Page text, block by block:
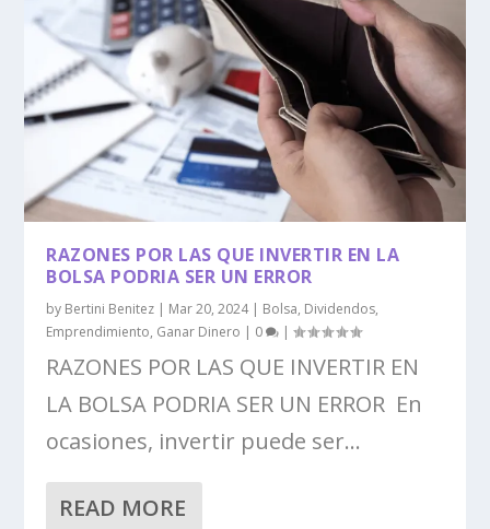
RAZONES POR LAS QUE INVERTIR EN LA
BOLSA PODRIA SER UN ERROR
by Bertini Benitez | Mar 20, 2024| Bolsa, Dividendos,
Emprendimiento, Ganar Dinero | 0 |
RAZONES POR LAS QUE INVERTIR EN
LA BOLSA PODRIA SER UN ERROR En
ocasiones, invertir puede ser...
READ MORE